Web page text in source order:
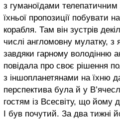
з гуманоїдами
їхньої пропозиції побувати
корабля. Там він зустрів
числі англомовну мулатку, з
завдяки гарному володінню
повідала про своє рішення
з іншопланетянами на їхню
перспектива була й у
гостям із Всесвіту, що йому
І був почутий. За два тижні